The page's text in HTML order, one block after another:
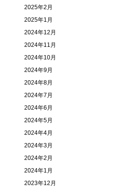
2025年2月
2025年1月
2024年12月
2024年11月
2024年10月
2024年9月
2024年8月
2024年7月
2024年6月
2024年5月
2024年4月
2024年3月
2024年2月
2024年1月
2023年12月